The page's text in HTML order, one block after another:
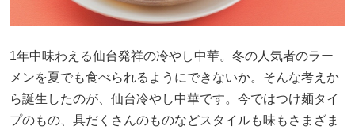
1年中味わえる仙台発祥の冷やし中華。冬の人気者のラー
メンを夏でも食べられるようにできないか。そんな考えか
ら誕生したのが、仙台冷やし中華です。今ではつけ麺タイ
プのもの、具だくさんのものなどスタイルも味もさまざま